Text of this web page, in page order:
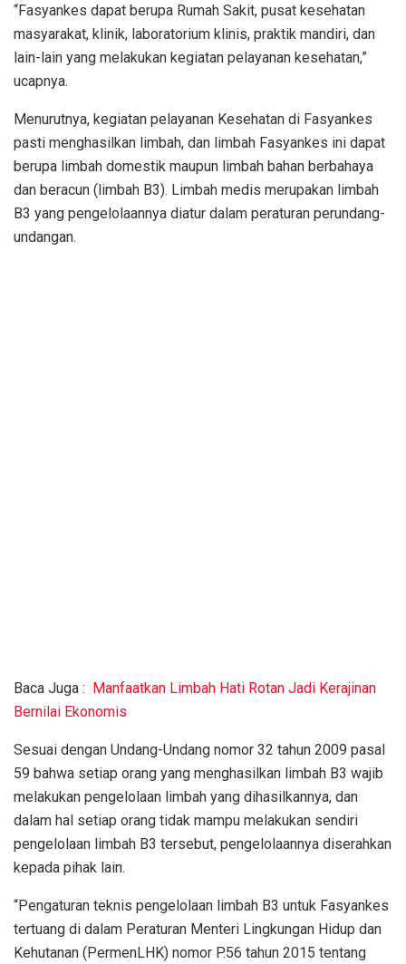
“Fasyankes dapat berupa Rumah Sakit, pusat kesehatan
masyarakat, klinik, laboratorium klinis, praktik mandiri, dan
lain-lain yang melakukan kegiatan pelayanan kesehatan,”
ucapnya.
Menurutnya, kegiatan pelayanan Kesehatan di Fasyankes
pasti menghasilkan limbah, dan limbah Fasyankes ini dapat
berupa limbah domestik maupun limbah bahan berbahaya
dan beracun (limbah B3). Limbah medis merupakan limbah
B3 yang pengelolaannya diatur dalam peraturan perundang-
undangan.
Baca Juga : Manfaatkan Limbah Hati Rotan Jadi Kerajinan
Bernilai Ekonomis
Sesuai dengan Undang-Undang nomor 32 tahun 2009 pasal
59 bahwa setiap orang yang menghasilkan limbah B3 wajib
melakukan pengelolaan limbah yang dihasilkannya, dan
dalam hal setiap orang tidak mampu melakukan sendiri
pengelolaan limbah B3 tersebut, pengelolaannya diserahkan
kepada pihak lain.
“Pengaturan teknis pengelolaan limbah B3 untuk Fasyankes
tertuang di dalam Peraturan Menteri Lingkungan Hidup dan
Kehutanan (PermenLHK) nomor P.56 tahun 2015 tentang